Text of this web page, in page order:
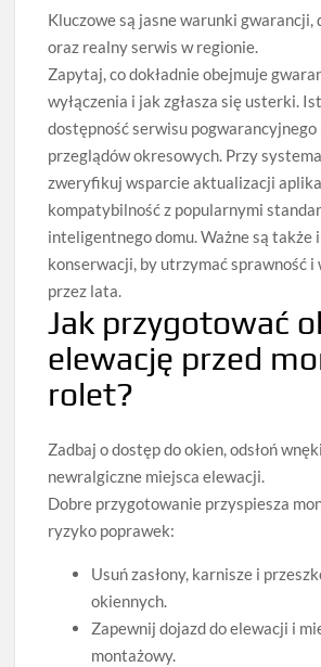
Kluczowe są jasne warunki gwarancji,
oraz realny serwis w regionie.
Zapytaj, co dokładnie obejmuje
wyłączenia i jak zgłasza się usterki.
dostępność serwisu pogwarancyjnego
przeglądów okresowych. Przy
zweryfikuj wsparcie aktualizacji
kompatybilność z popularnymi
inteligentnego domu. Ważne są także
konserwacji, by utrzymać sprawność i
przez lata.
Jak przygotować
elewację przed
rolet?
Zadbaj o dostęp do okien, odsłoń
newralgiczne miejsca elewacji.
Dobre przygotowanie przyspiesza
ryzyko poprawek:
Usuń zasłony, karnisze i
okiennych.
Zapewnij dojazd do elewacji i
montażowy.